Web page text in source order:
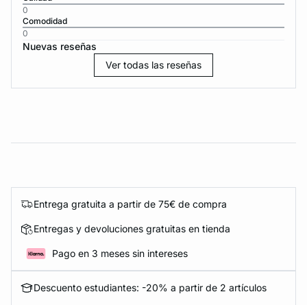
0
Comodidad
0
Nuevas reseñas
Ver todas las reseñas
Entrega gratuita a partir de 75€ de compra
Entregas y devoluciones gratuitas en tienda
Pago en 3 meses sin intereses
Descuento estudiantes: -20% a partir de 2 artículos